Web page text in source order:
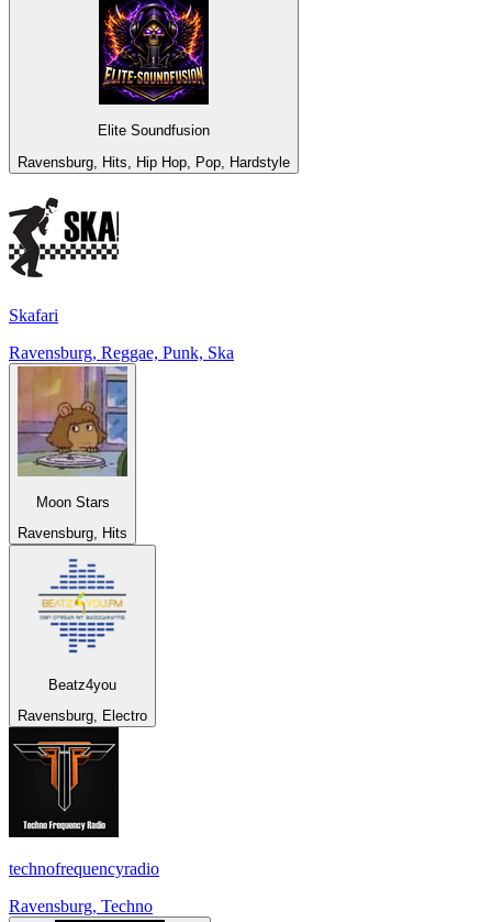
Elite Soundfusion
Ravensburg, Hits, Hip Hop, Pop, Hardstyle
Skafari
Ravensburg, Reggae, Punk, Ska
Moon Stars
Ravensburg, Hits
Beatz4you
Ravensburg, Electro
technofrequencyradio
Ravensburg, Techno